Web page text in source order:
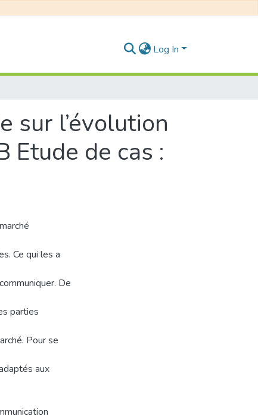
Log In
sur l’évolution
Etude de cas :
Ce qui les a
De
parties
Pour se
aux